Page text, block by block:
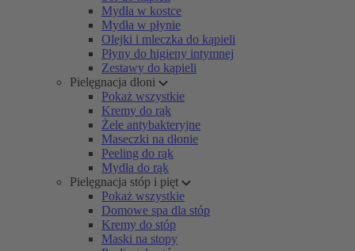
Mydła w kostce
Mydła w płynie
Olejki i mleczka do kąpieli
Płyny do higieny intymnej
Zestawy do kąpieli
Pielęgnacja dłoni
Pokaż wszystkie
Kremy do rąk
Żele antybakteryjne
Maseczki na dłonie
Peeling do rąk
Mydła do rąk
Pielęgnacja stóp i pięt
Pokaż wszystkie
Domowe spa dla stóp
Kremy do stóp
Maski na stopy